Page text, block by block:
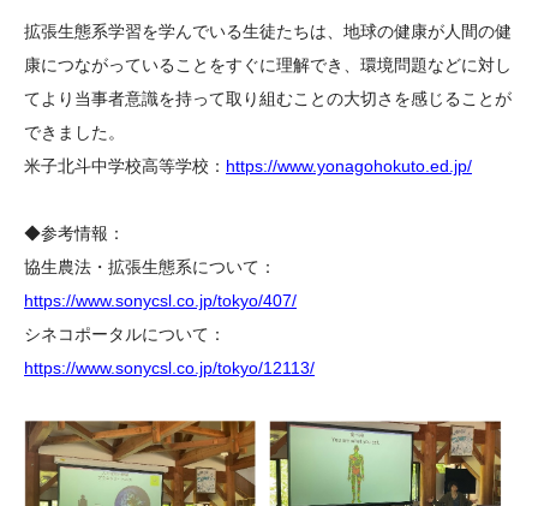
拡張生態系学習を学んでいる生徒たちは、地球の健康が人間の健
康につながっていることをすぐに理解でき、環境問題などに対し
てより当事者意識を持って取り組むことの大切さを感じることが
できました。
米子北斗中学校高等学校： https://www.yonagohokuto.ed.jp/
◆参考情報：
協生農法・拡張生態系について：
https://www.sonycsl.co.jp/tokyo/407/
シネコポータルについて：
https://www.sonycsl.co.jp/tokyo/12113/